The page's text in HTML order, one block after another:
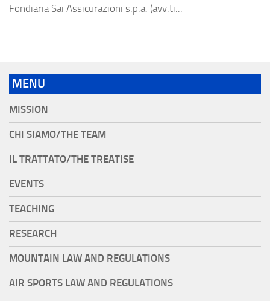
Fondiaria Sai Assicurazioni s.p.a. (avv.ti...
MENU
MISSION
CHI SIAMO/THE TEAM
IL TRATTATO/THE TREATISE
EVENTS
TEACHING
RESEARCH
MOUNTAIN LAW AND REGULATIONS
AIR SPORTS LAW AND REGULATIONS